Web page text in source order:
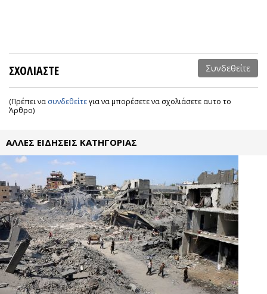
ΣΧΟΛΙΑΣΤΕ Συνδεθείτε
(Πρέπει να συνδεθείτεγια να μπορέσετε να σχολιάσετε αυτο το
Άρθρο)
ΑΛΛΕΣ ΕΙΔΗΣΕΙΣ ΚΑΤΗΓΟΡΙΑΣ